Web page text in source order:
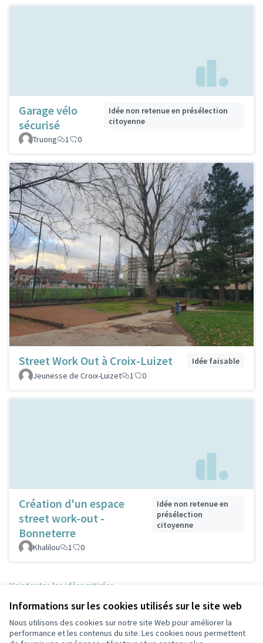
Informations sur les cookies utilisés sur le site web
Nous utilisons des cookies sur notre site Web pour améliorer la
performance et les contenus du site. Les cookies nous permettent
Garage vélo
sécurisé
Idée non retenue en présélection
citoyenne
Truong
1 0
Street Work Out à Croix-Luizet
Idée faisable
Jeunesse de Croix-Luizet
1 0
Création d'un espace
street work-out -
Bonneterre
Idée non retenue en
présélection
citoyenne
Khalilou 1 0
Voir toutes les idées retirées
Conditions d'utilisation
Paramètres des cookies